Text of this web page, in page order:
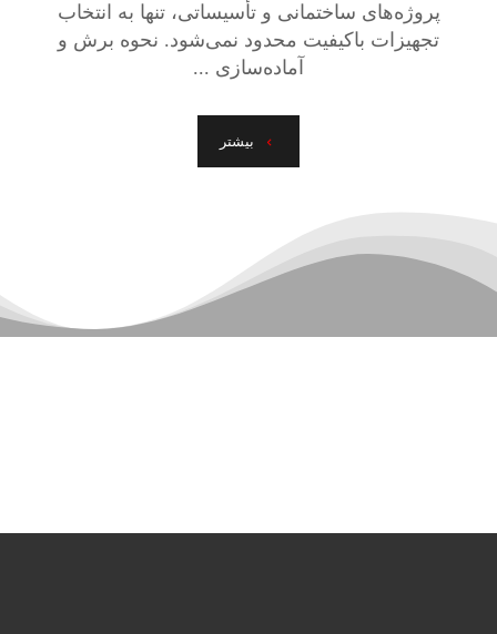
پروژه‌های ساختمانی و تأسیساتی، تنها به انتخاب
تجهیزات باکیفیت محدود نمی‌شود. نحوه برش و
آماده‌سازی ...
بیشتر